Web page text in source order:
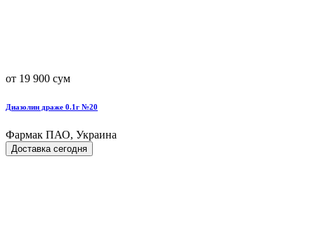
от 19 900 сум
Диазолин драже 0.1г №20
Фармак ПАО, Украина
Доставка сегодня